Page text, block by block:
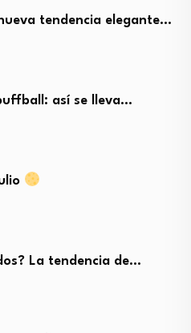
tendencia elegante…
así se lleva…
La tendencia de…